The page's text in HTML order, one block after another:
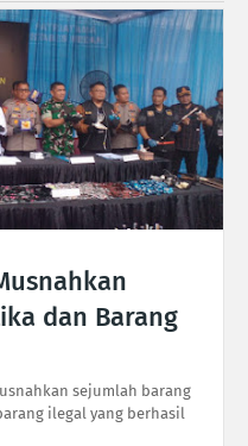
dan Barang
sejumlah barang
ilegal yang berhasil